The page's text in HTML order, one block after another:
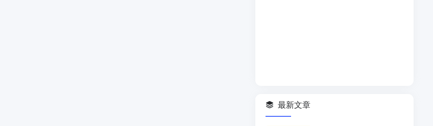
最新文章